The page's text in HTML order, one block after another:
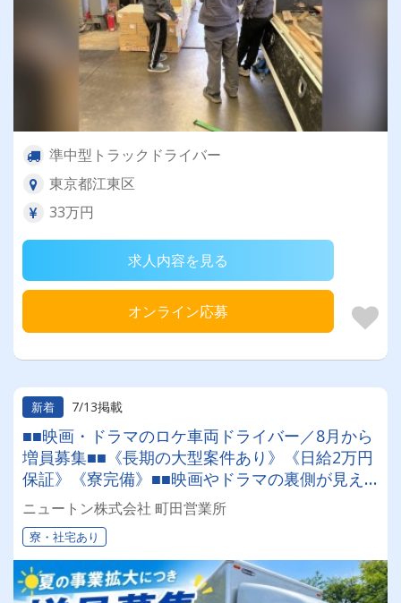
準中型トラックドライバー
東京都江東区
33万円
求人内容を見る
オンライン応募
新着 7/13掲載
■■映画・ドラマのロケ車両ドライバー／8月から
増員募集■■《長期の大型案件あり》《日給2万円
保証》《寮完備》■■映画やドラマの裏側が見え
る⁉注目のレア求人■■
ニュートン株式会社 町田営業所
寮・社宅あり